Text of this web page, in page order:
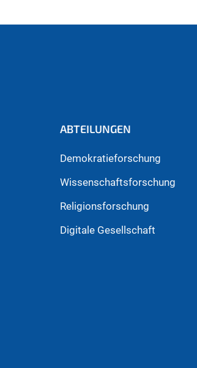
ABTEILUNGEN
Demokratieforschung
Wissenschaftsforschung
Religionsforschung
Digitale Gesellschaft